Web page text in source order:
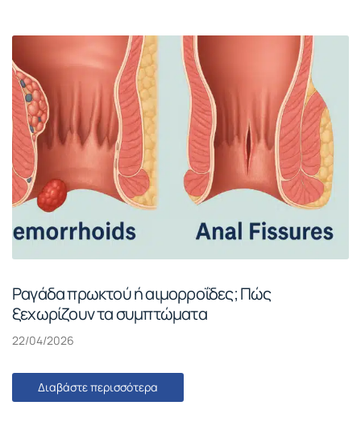
Ραγάδα πρωκτού ή αιμορροΐδες; Πώς
ξεχωρίζουν τα συμπτώματα
22/04/2026
Διαβάστε περισσότερα